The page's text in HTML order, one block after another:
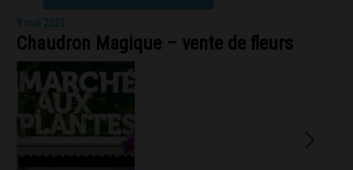
Chaudron Magique – vente de fleurs